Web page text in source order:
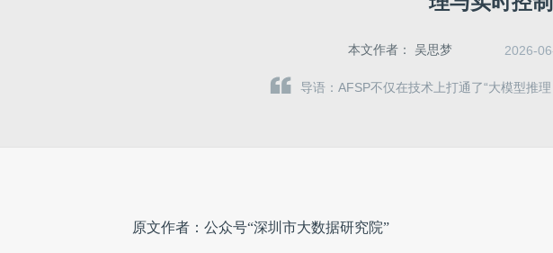
本文作者： 吴思梦 2026-
导语：AFSP不仅在技术上打通了“大模型推
原文作者：公众号“深圳市大数据研究院”